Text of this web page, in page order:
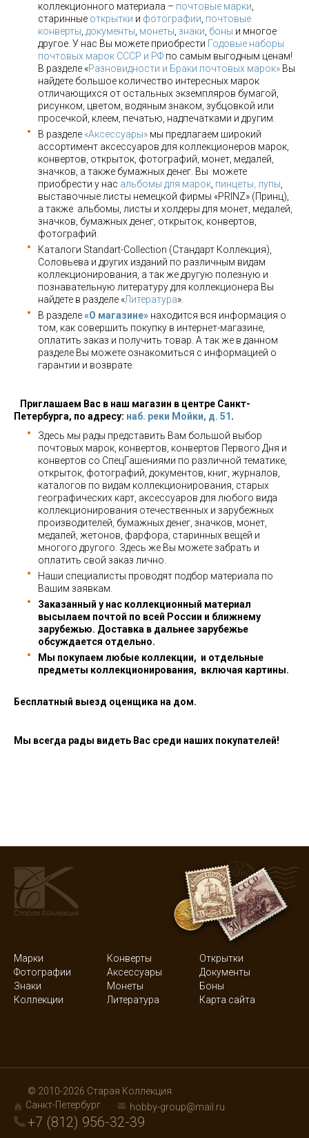
коллекционного материала – почтовые марки
старинные открытки и фотографии почтовые
конверты документы монеты знаки боны и многое
другое. У нас Вы можете приобрести Годовые наборы
почтовых марок СССР и РФ по самым выгодным ценам!
В разделе «Разновидности и Браки почтовых марок» Вы
найдете большое количество интересных марок
отличающихся от остальных экземпляров бумагой,
рисунком, цветом, водяным знаком, зубцовкой или
просечкой, клеем, печатью, надпечатками и другим.
В разделе «Аксессуары» мы предлагаем широкий
ассортимент аксессуаров для коллекционеров марок,
конвертов, открыток, фотографий, монет, медалей,
значков, а также бумажных денег. Вы можете
приобрести у нас альбомы для марок пинцеты, лупы
выставочные листы немецкой фирмы «PRINZ» (Принц),
а также альбомы, листы и холдеры для монет, медалей,
значков, бумажных денег, открыток, конвертов,
фотографий.
Каталоги Standart-Collection (Стандарт Коллекция),
Соловьева и других изданий по различным видам
коллекционирования, а так же другую полезную и
познавательную литературу для коллекционера Вы
найдете в разделе «Литература».
В разделе«О магазине» находится вся информация о
том, как совершить покупку в интернет-магазине,
оплатить заказ и получить товар. А так же в данном
разделе Вы можете ознакомиться с информацией о
гарантии и возврате.
Приглашаем Вас в наш магазин в центре Санкт-
Петербурга, по адресу: наб. реки Мойки, д. 51 .
Здесь мы рады представить Вам большой выбор
почтовых марок, конвертов, конвертов Первого Дня и
конвертов со СпецГашениями по различной тематике,
открыток, фотографий, документов, книг, журналов,
каталогов по видам коллекционирования, старых
географических карт, аксессуаров для любого вида
коллекционирования отечественных и зарубежных
производителей, бумажных денег, значков, монет,
медалей, жетонов, фарфора, старинных вещей и
многого другого. Здесь же Вы можете забрать и
оплатить свой заказ лично.
Наши специалисты проводят подбор материала по
Вашим заявкам.
Заказанный у нас коллекционный материал
высылаем почтой по всей России и ближнему
зарубежью. Доставка в дальнее зарубежье
обсуждается отдельно.
Мы покупаем любые коллекции, и отдельные
предметы коллекционирования, включая картины.
Бесплатный выезд оценщика на дом.
Мы всегда рады видеть Вас среди наших покупателей!
Марки Конверты
Открытки
Фотографии
Аксессуары
Документы
Знаки
Монеты
Боны
Коллекции
Литература Карта сайта
© 2010-2026 Старая Коллекция
Санкт-Петербург
hobby-group@mail.ru
+7 (812) 956-32-39